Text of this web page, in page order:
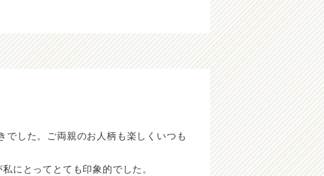
した。ご両親のお人柄も楽しくいつも
にとってとても印象的でした。